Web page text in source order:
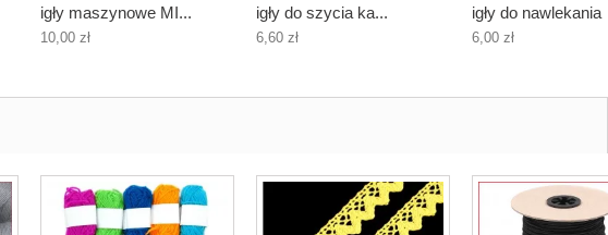
igły maszynowe MI...
10,00 zł
igły do szycia ka...
6,60 zł
igły do nawlekania
6,00 zł